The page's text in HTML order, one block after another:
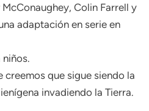
Colin Farrell y
adaptación en serie en
creemos que sigue siendo la
invadiendo la Tierra.